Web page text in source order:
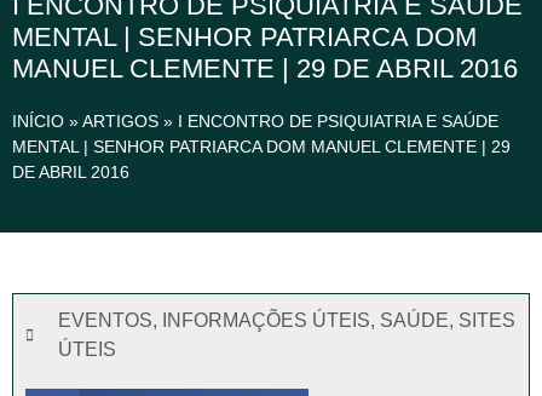
MENTAL | SENHOR PATRIARCA DOM
MANUEL CLEMENTE | 29 DE ABRIL 2016
INÍCIO »ARTIGOS » I ENCONTRO DE PSIQUIATRIA E SAÚDE
MENTAL | SENHOR PATRIARCA DOM MANUEL CLEMENTE | 29
DE ABRIL 2016
EVENTOS, INFORMAÇÕES ÚTEIS, SAÚDE, SITES
ÚTEIS